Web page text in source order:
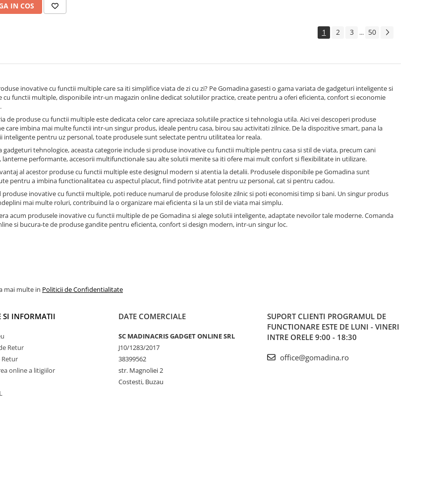
IN COS
1 2 3 ... 50
inovative cu functii multiple care sa iti simplifice viata de zi cu zi? Pe Gomadina gasesti o gama variata de gadgeturi inteligente si
cu functii multiple, disponibile intr-un magazin online dedicat solutiilor practice, create pentru a oferi eficienta, confort si economie
de produse cu functii multiple este dedicata celor care apreciaza solutiile practice si tehnologia utila. Aici vei descoperi produse
care imbina mai multe functii intr-un singur produs, ideale pentru casa, birou sau activitati zilnice. De la dispozitive smart, pana la
inteligente pentru uz personal, toate produsele sunt selectate pentru utilitatea lor reala.
gadgeturi tehnologice, aceasta categorie include si produse inovative cu functii multiple pentru casa si stil de viata, precum cani
lanterne performante, accesorii multifunctionale sau alte solutii menite sa iti ofere mai mult confort si flexibilitate in utilizare.
al acestor produse cu functii multiple este designul modern si atentia la detalii. Produsele disponibile pe Gomadina sunt
pentru a imbina functionalitatea cu aspectul placut, fiind potrivite atat pentru uz personal, cat si pentru cadou.
produse inovative cu functii multiple, poti reduce numarul de produse folosite zilnic si poti economisi timp si bani. Un singur produs
mai multe roluri, contribuind la o organizare mai eficienta si la un stil de viata mai simplu.
acum produsele inovative cu functii multiple de pe Gomadina si alege solutii inteligente, adaptate nevoilor tale moderne. Comanda
si bucura-te de produse gandite pentru eficienta, confort si design modern, intr-un singur loc.
mai multe in Politicii de Confidentialitate
SI INFORMATII
Retur
Retur
online a litigiilor
DATE COMERCIALE
SC MADINACRIS GADGET ONLINE SRL
J10/1283/2017
38399562
str. Magnoliei 2
Costesti, Buzau
SUPORT CLIENTI PROGRAMUL DE
FUNCTIONARE ESTE DE LUNI - VINERI
INTRE ORELE 9:00 - 18:30
office@gomadina.ro